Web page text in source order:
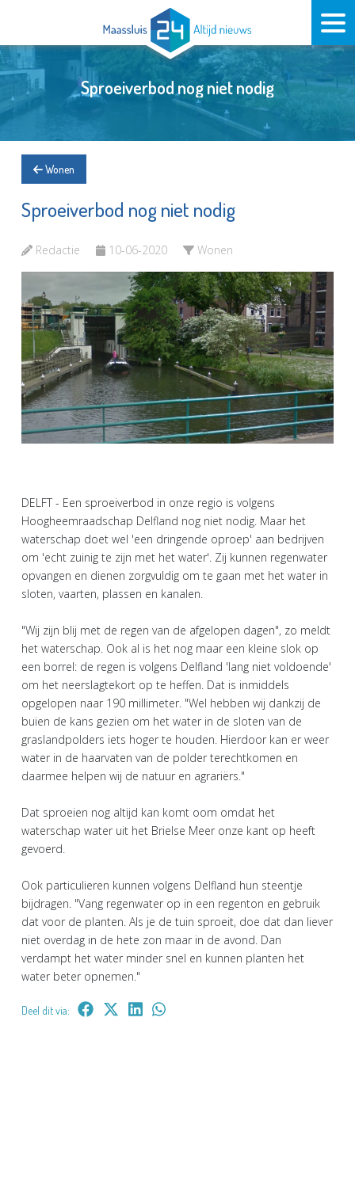
Sproeiverbod nog niet nodig
Wonen
Sproeiverbod nog niet nodig
Redactie 10-06-2020 Wonen
DELFT - Een sproeiverbod in onze regio is volgens
Hoogheemraadschap Delfland nog niet nodig. Maar het
waterschap doet wel 'een dringende oproep' aan bedrijven
om 'echt zuinig te zijn met het water'. Zij kunnen regenwater
opvangen en dienen zorgvuldig om te gaan met het water in
sloten, vaarten, plassen en kanalen.
"Wij zijn blij met de regen van de afgelopen dagen", zo meldt
het waterschap. Ook al is het nog maar een kleine slok op
een borrel: de regen is volgens Delfland 'lang niet voldoende'
om het neerslagtekort op te heffen. Dat is inmiddels
opgelopen naar 190 millimeter. "Wel hebben wij dankzij de
buien de kans gezien om het water in de sloten van de
graslandpolders iets hoger te houden. Hierdoor kan er weer
water in de haarvaten van de polder terechtkomen en
daarmee helpen wij de natuur en agrariërs."
Dat sproeien nog altijd kan komt oom omdat het
waterschap water uit het Brielse Meer onze kant op heeft
gevoerd.
Ook particulieren kunnen volgens Delfland hun steentje
bijdragen. "Vang regenwater op in een regenton en gebruik
dat voor de planten. Als je de tuin sproeit, doe dat dan liever
niet overdag in de hete zon maar in de avond. Dan
verdampt het water minder snel en kunnen planten het
water beter opnemen."
Deel dit via: